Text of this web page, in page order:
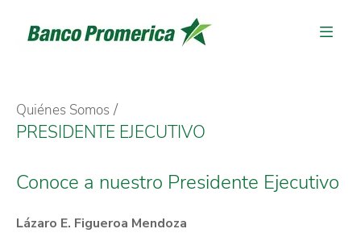
Quiénes Somos
PRESIDENTE EJECUTIVO
Conoce a nuestro Presidente Ejecutivo
Lázaro E. Figueroa Mendoza